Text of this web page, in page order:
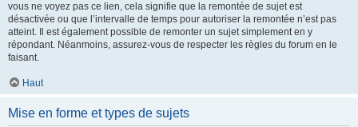
vous ne voyez pas ce lien, cela signifie que la remontée de sujet est
désactivée ou que l’intervalle de temps pour autoriser la remontée n’est pas
atteint. Il est également possible de remonter un sujet simplement en y
répondant. Néanmoins, assurez-vous de respecter les règles du forum en le
faisant.
Haut
Mise en forme et types de sujets